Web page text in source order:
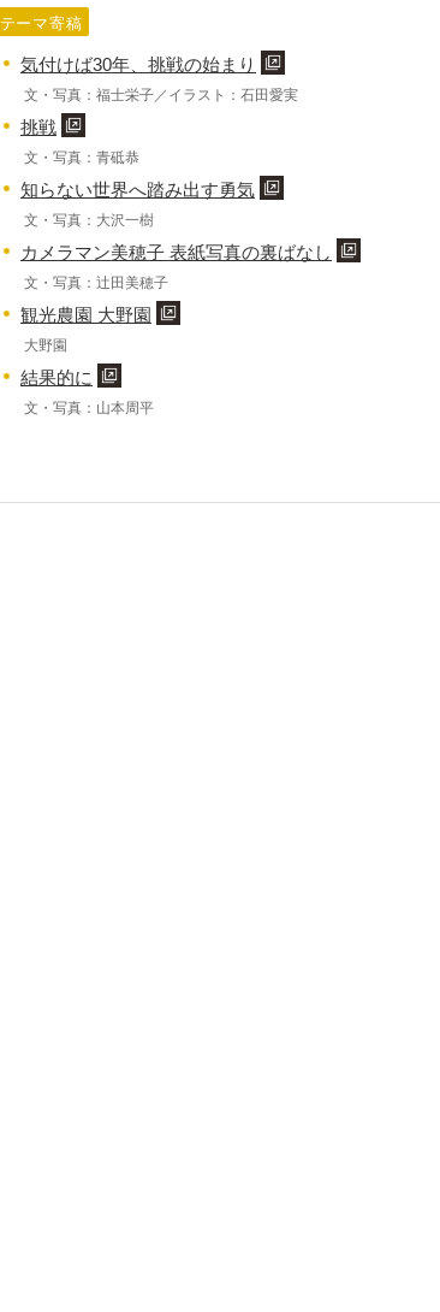
テーマ寄稿
気付けば30年、挑戦の始まり
文・写真：福士栄子／イラスト：石田愛実
挑戦
文・写真：青砥恭
知らない世界へ踏み出す勇気
文・写真：大沢一樹
カメラマン美穂子 表紙写真の裏ばなし
文・写真：辻田美穂子
観光農園 大野園
大野園
結果的に
文・写真：山本周平